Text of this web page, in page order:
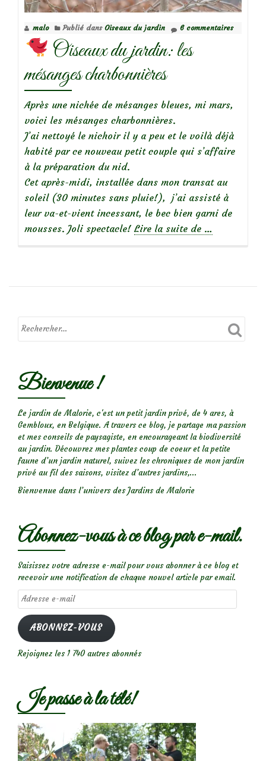
malo Publié dans Oiseaux du jardin 6 commentaires
Oiseaux du jardin: les
mésanges charbonnières
Après une nichée de mésanges bleues, mi mars,
voici les mésanges charbonnières.
J’ai nettoyé le nichoir il y a peu et le voilà déjà
habité par ce nouveau petit couple qui s’affaire
à la préparation du nid.
Cet après-midi, installée dans mon transat au
soleil (30 minutes sans pluie!), j’ai assisté à
leur va-et-vient incessant, le bec bien garni de
mousses. Joli spectacle! Lire la suite de
Oiseaux
jardin:
…
Bienvenue !
Le jardin de Malorie, c'est un petit jardin privé, de 4 ares, à
Gembloux, en Belgique. A travers ce blog, je partage ma passion
et mes conseils de paysagiste, en encourageant la biodiversité
au jardin. Découvrez mes plantes coup de coeur et la petite
faune d’un jardin naturel, suivez les chroniques de mon jardin
privé au fil des saisons, visitez d’autres jardins,...
Bienvenue dans l’univers des Jardins de Malorie
Abonnez-vous à ce blog par e-mail.
Saisissez votre adresse e-mail pour vous abonner à ce blog et
recevoir une notification de chaque nouvel article par email.
Adresse
e-
mail
ABONNEZ-VOUS
Rejoignez les 1 740 autres abonnés
Je passe à la télé!